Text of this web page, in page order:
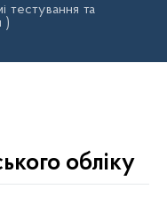
тестування та
)
обліку